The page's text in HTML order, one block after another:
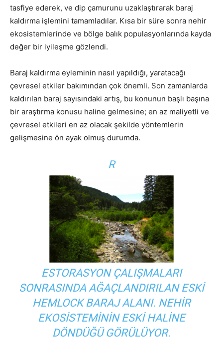
tasfiye ederek, ve dip çamurunu uzaklaştırarak baraj
kaldırma işlemini tamamladılar. Kısa bir süre sonra nehir
ekosistemlerinde ve bölge balık populasyonlarında kayda
değer bir iyileşme gözlendi.
Baraj kaldırma eyleminin nasıl yapıldığı, yaratacağı
çevresel etkiler bakımından çok önemli. Son zamanlarda
kaldırılan baraj sayısındaki artış, bu konunun başlı başına
bir araştırma konusu haline gelmesine; en az maliyetli ve
çevresel etkileri en az olacak şekilde yöntemlerin
gelişmesine ön ayak olmuş durumda.
R
ESTORASYON ÇALIŞMALARI
SONRASINDA AĞAÇLANDIRILAN ESKI
HEMLOCK BARAJ ALANI. NEHIR
EKOSISTEMININ ESKI HALINE
DÖNDÜĞÜ GÖRÜLÜYOR.